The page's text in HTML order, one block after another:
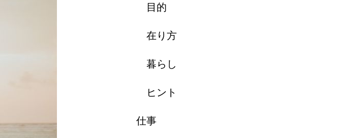
目的
在り方
暮らし
ヒント
仕事